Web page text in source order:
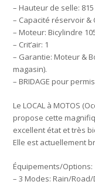
– Hauteur de selle: 815
– Capacité réservoir &
– Moteur: Bicylindre
– Crit’air: 1
– Garantie: Moteur &
magasin).
– BRIDAGE pour
Le LOCAL à MOTOS
propose cette
excellent état et très
Elle est actuellement
Équipements/Options:
– 3 Modes: Rain/